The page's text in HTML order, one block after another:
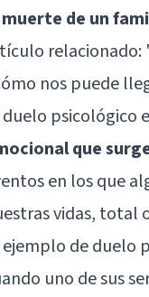
de un
relacionado:
nos puede
duelo psicológico
que
en los que
vidas, total
ejemplo de duelo
uno de sus